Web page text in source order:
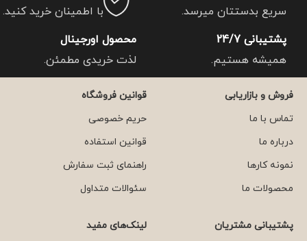
سریع بدستتان میرسد.
با اطمینان خرید کنید.
پشتیبانی 24/7
همیشه هستیم.
محصول اورجینال
لذت خریدی مطمئن.
فروش و بازاریابی
تماس با ما
درباره ما
نمونه کارها
محصولات ما
قوانین فروشگاه
حریم خصوصی
قوانین استفاده
راهنمای ثبت سفارش
سئوالات متداول
پشتیبانی مشتریان
لینک‌های مفید